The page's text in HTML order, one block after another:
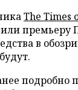
The Times
премьеру
в
подробно